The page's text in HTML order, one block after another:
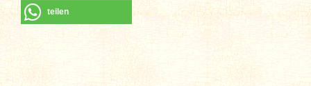
teilen